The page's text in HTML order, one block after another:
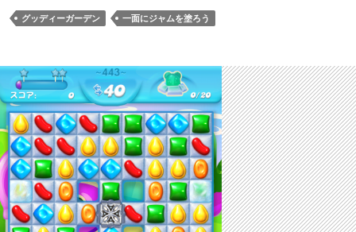
グッディーガーデン 一面にジャムを塗ろう